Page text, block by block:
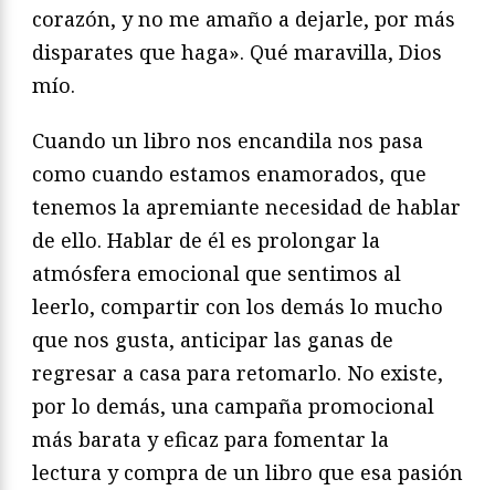
corazón, y no me amaño a dejarle, por más
disparates que haga». Qué maravilla, Dios
mío.
Cuando un libro nos encandila nos pasa
como cuando estamos enamorados, que
tenemos la apremiante necesidad de hablar
de ello. Hablar de él es prolongar la
atmósfera emocional que sentimos al
leerlo, compartir con los demás lo mucho
que nos gusta, anticipar las ganas de
regresar a casa para retomarlo. No existe,
por lo demás, una campaña promocional
más barata y eficaz para fomentar la
lectura y compra de un libro que esa pasión